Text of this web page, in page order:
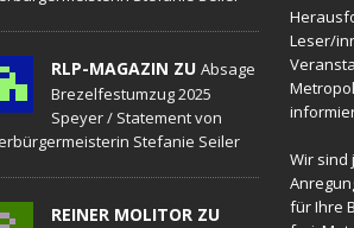
19 (05.05. –
Nations Cup im
RLP-MAGAZIN ZU Absage
Brezelfestumzug 2025
Speyer / Statement von
Stefanie Seiler
REINER MOLITOR ZU
Leser/
Wir
für Ihre